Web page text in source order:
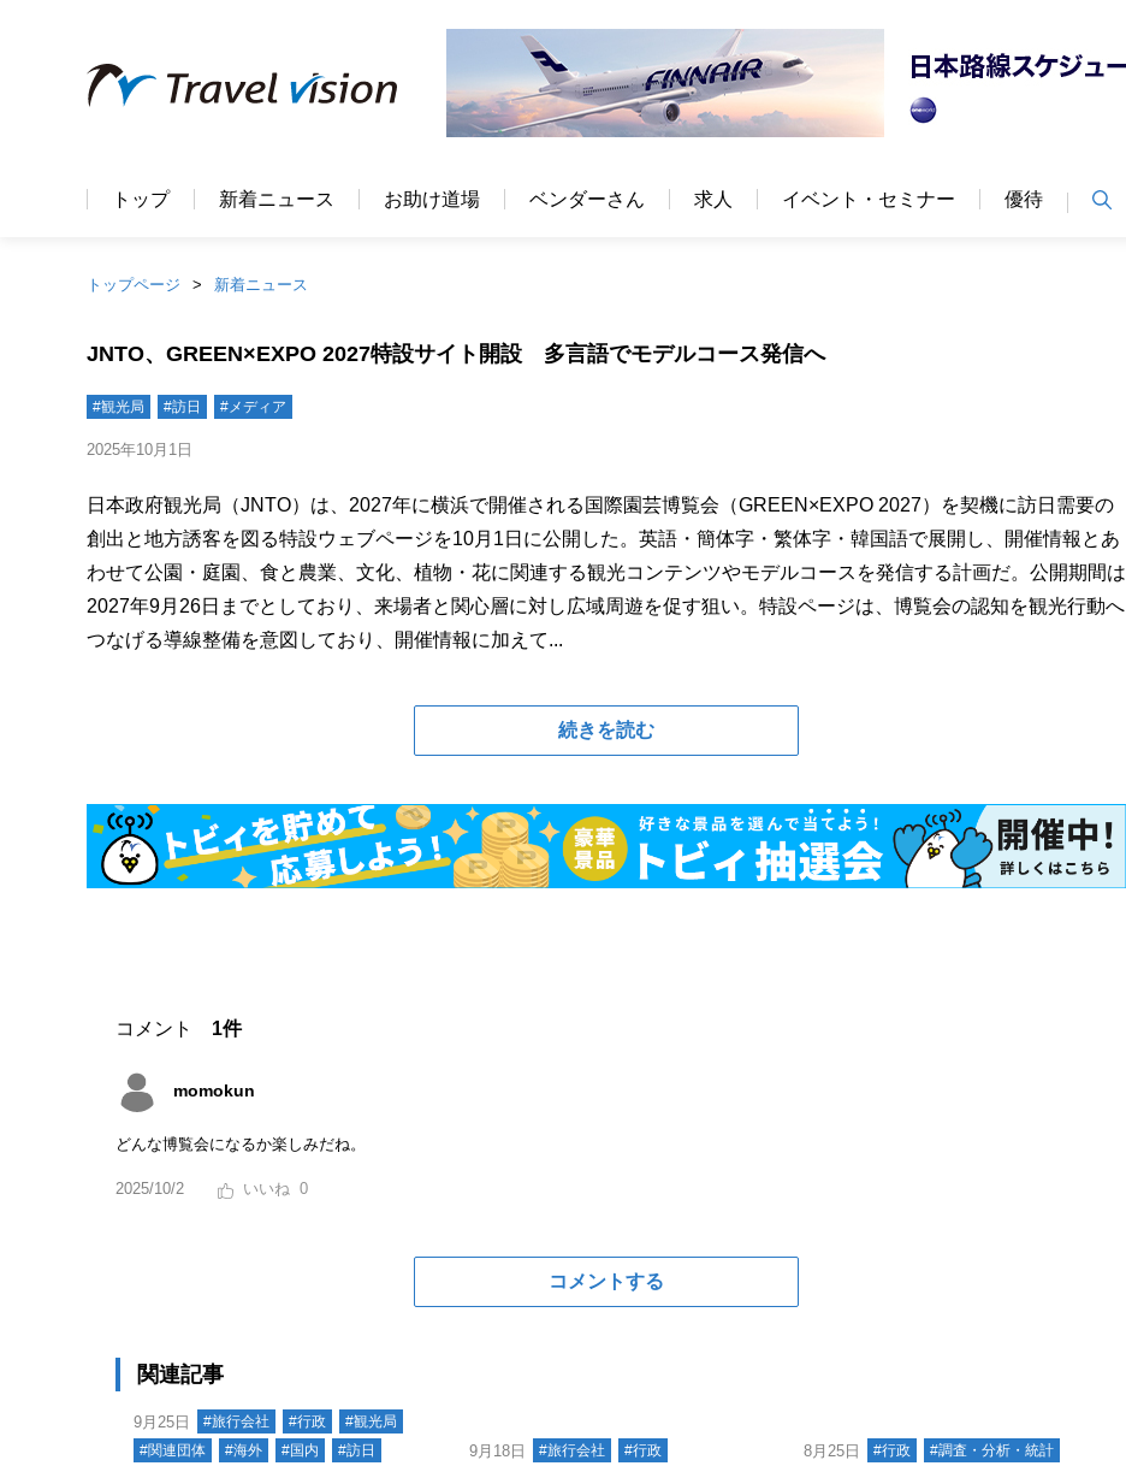
トップ 新着ニュース お助け道場 ベンダーさん 求人 イベント・セミナー 優待
トップページ 新着ニュース
JNTO、GREEN×EXPO 2027特設サイト開設 多言語でモデルコース発信へ
#観光局 #訪日 #メディア
2025年10月1日
日本政府観光局（JNTO）は、2027年に横浜で開催される国際園芸博覧会（GREEN×EXPO 2027）を契機に訪日需要の
創出と地方誘客を図る特設ウェブページを10月1日に公開した。英語・簡体字・繁体字・韓国語で展開し、開催情報とあ
わせて公園・庭園、食と農業、文化、植物・花に関連する観光コンテンツやモデルコースを発信する計画だ。公開期間は
2027年9月26日までとしており、来場者と関心層に対し広域周遊を促す狙い。特設ページは、博覧会の認知を観光行動へ
つなげる導線整備を意図しており、開催情報に加えて...
続きを読む
コメント 1件
momokun
どんな博覧会になるか楽しみだね。
2025/10/2 0
コメントする
関連記事
9月25日 #旅行会社 #行政
#観光局
#関連団体
#海外 #国内
#訪日
9月18日 #旅行会社
#行政
8月25日 #行政
#調査・分析・統計